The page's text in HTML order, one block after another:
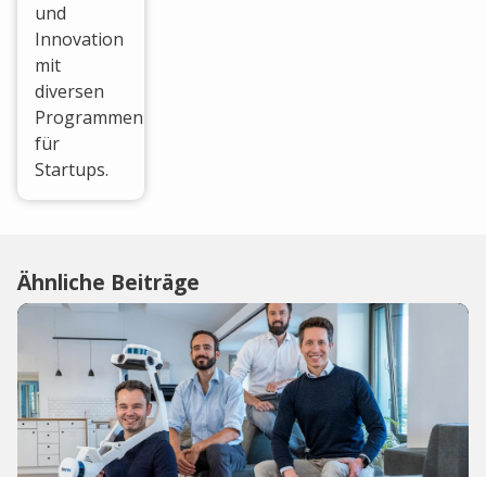
und
Innovation
mit
diversen
Programmen
für
Startups.
Ähnliche Beiträge